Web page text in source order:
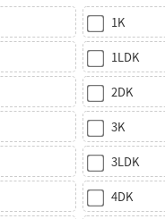
1K
1LDK
2DK
3K
3LDK
4DK